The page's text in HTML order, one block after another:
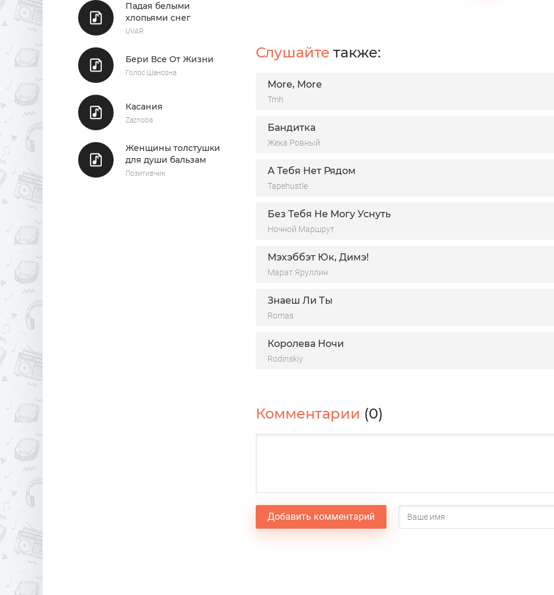
Падая белыми
хлопьями снег
UVAR
Бери Все От Жизни
Голос Шансона
Касания
Zaznoba
Женщины толстушки
для души бальзам
Позитивчик
Ведь в жизни я, какой бы ни была,
Слушайте также:
More, More
Tmh
Бандитка
Жека Ровный
А Тебя Нет Рядом
Tapehustle
Без Тебя Не Могу Уснуть
Ночной Маршрут
Мэхэббэт Юк, Димэ!
Марат Яруллин
Знаеш Ли Ты
Romas
Королева Ночи
Rodinskiy
Комментарии (0)
Добавить комментарий